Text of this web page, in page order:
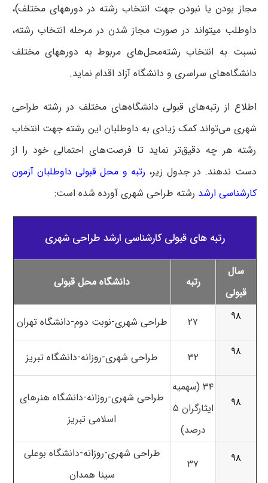
مجاز بودن یا نبودن جهت انتخاب رشته در دوره‎های مختلف)،
داوطلب می‎تواند در صورت مجاز شدن در مرحله انتخاب رشته،
نسبت به انتخاب رشته‌محل‌های مربوط به دوره‎های مختلف
دانشگاه‌های سراسری و دانشگاه آزاد اقدام نماید.
اطلاع از رتبه‌های قبولی دانشگاه‌های مختلف در رشته طراحی
شهری می‌تواند کمک زیادی به داوطلبان این رشته جهت انتخاب
رشته هر چه دقیق‌تر نماید تا فرصت‌های احتمالی خود را از
دست ندهند. در جدول زیر، رتبه و محل قبولی داوطلبان آزمون
کارشناسی ارشد رشته طراحی شهری آورده شده است:
رتبه های قبولی کارشناسی ارشد طراحی شهری
سال
قبولی
رتبه دانشگاه محل قبولی
۹۸ ۲۷
طراحی شهری-نوبت دوم-دانشگاه تهران
۹۸
۳۲ طراحی شهری-روزانه-دانشگاه تبریز
۹۸
۳۴ (سهمیه
ایثارگران ۵
درصد)
طراحی شهری-روزانه-دانشگاه هنرهای
اسلامی تبریز
۹۸ ۳۷
طراحی شهری-روزانه-دانشگاه بوعلی
سینا همدان